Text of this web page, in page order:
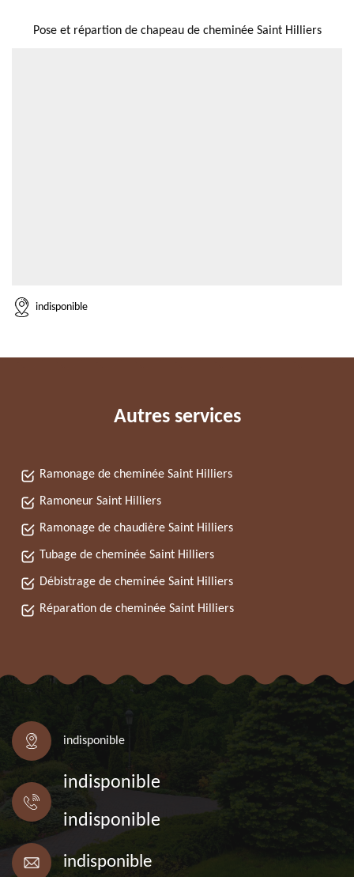
Pose et répartion de chapeau de cheminée Saint Hilliers
indisponible
Autres services
Ramonage de cheminée Saint Hilliers
Ramoneur Saint Hilliers
Ramonage de chaudière Saint Hilliers
Tubage de cheminée Saint Hilliers
Débistrage de cheminée Saint Hilliers
Réparation de cheminée Saint Hilliers
indisponible
indisponible
indisponible
indisponible